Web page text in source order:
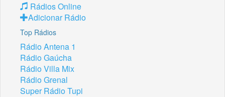
Rádios Online
Adicionar Rádio
Top Rádios
Rádio Antena 1
Rádio Gaúcha
Rádio Villa Mix
Rádio Grenal
Super Rádio Tupi